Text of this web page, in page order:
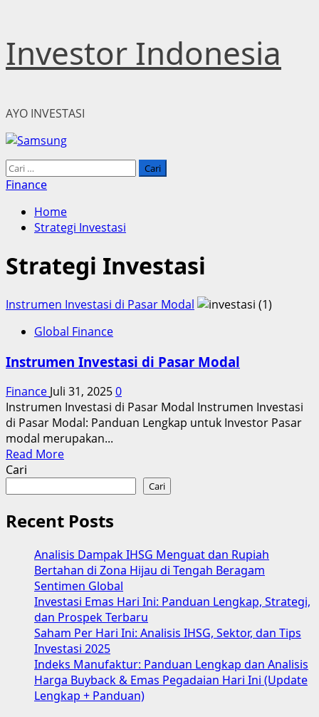
content
Investor Indonesia
AYO INVESTASI
Primary
Menu
Cari
untuk:
Finance
Home
Strategi Investasi
Strategi Investasi
Instrumen Investasi di Pasar Modal
Global Finance
Instrumen Investasi di Pasar Modal
Finance Juli 31, 20250
Instrumen Investasi di Pasar Modal Instrumen Investasi
di Pasar Modal: Panduan Lengkap untuk Investor Pasar
modal merupakan...
Read MoreRead
Investasi
di
Pasar
Modal
Cari
Cari
Recent Posts
Analisis Dampak IHSG Menguat dan Rupiah
Bertahan di Zona Hijau di Tengah Beragam
Sentimen Global
Investasi Emas Hari Ini: Panduan Lengkap, Strategi,
dan Prospek Terbaru
Saham Per Hari Ini: Analisis IHSG, Sektor, dan Tips
Investasi 2025
Indeks Manufaktur: Panduan Lengkap dan Analisis
Harga Buyback & Emas Pegadaian Hari Ini (Update
Lengkap + Panduan)